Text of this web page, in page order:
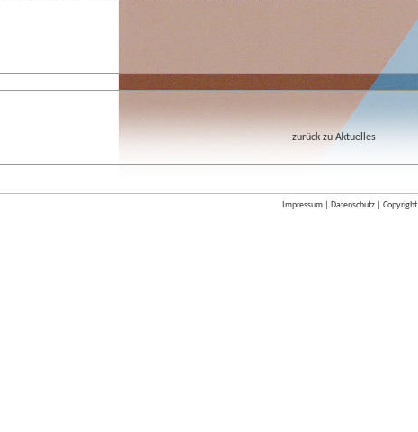
Impressum Datenschutz Copyright
zurück zu Aktuelles